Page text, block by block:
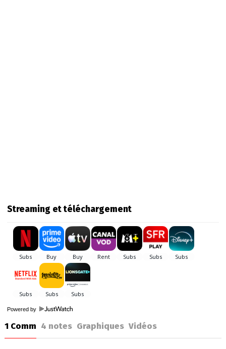
Streaming et téléchargement
Powered by
1 Comm 4 notes Graphiques Vidéos